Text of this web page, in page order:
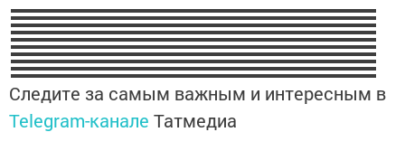
Следите за самым важным и интересным в
Telegram-канале Татмедиа